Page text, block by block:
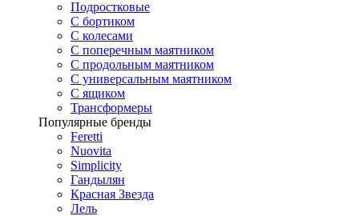
Подростковые
С бортиком
С колесами
С поперечным маятником
С продольным маятником
С универсальным маятником
С ящиком
Трансформеры
Популярные бренды
Feretti
Nuovita
Simplicity
Гандылян
Красная Звезда
Лель